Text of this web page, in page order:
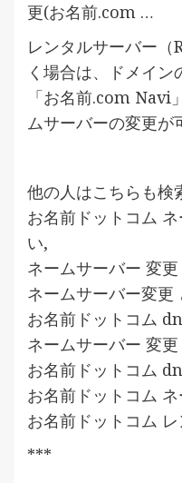
更(お名前.com …
レンタルサーバー（
く場合は、ドメイ
「お名前.com Navi
ムサーバーの変更が
他の人はこちらも検
お名前ドットコム
い,
ネームサーバー 変
ネームサーバー変更
お名前ドットコム
ネームサーバー 変
お名前ドットコム
お名前ドットコム
お名前ドットコム
***